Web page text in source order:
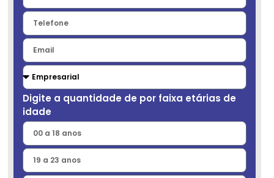
Digite a quantidade de por faixa etárias de
idade